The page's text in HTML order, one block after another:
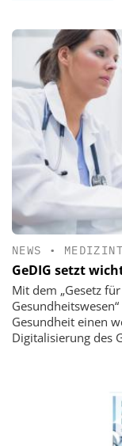
NEWS •
GeDIG setzt
Mit dem „Gesetz
Gesundheit einen
Digitalisierung des